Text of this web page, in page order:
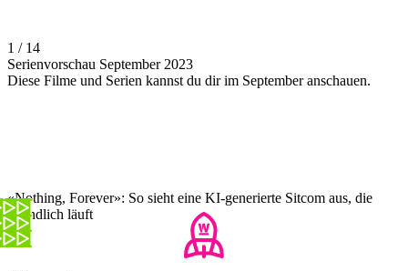
1 / 14
Serienvorschau September 2023
Diese Filme und Serien kannst du dir im September anschauen.
«Nothing, Forever»: So sieht eine KI-generierte Sitcom aus, die
unendlich läuft